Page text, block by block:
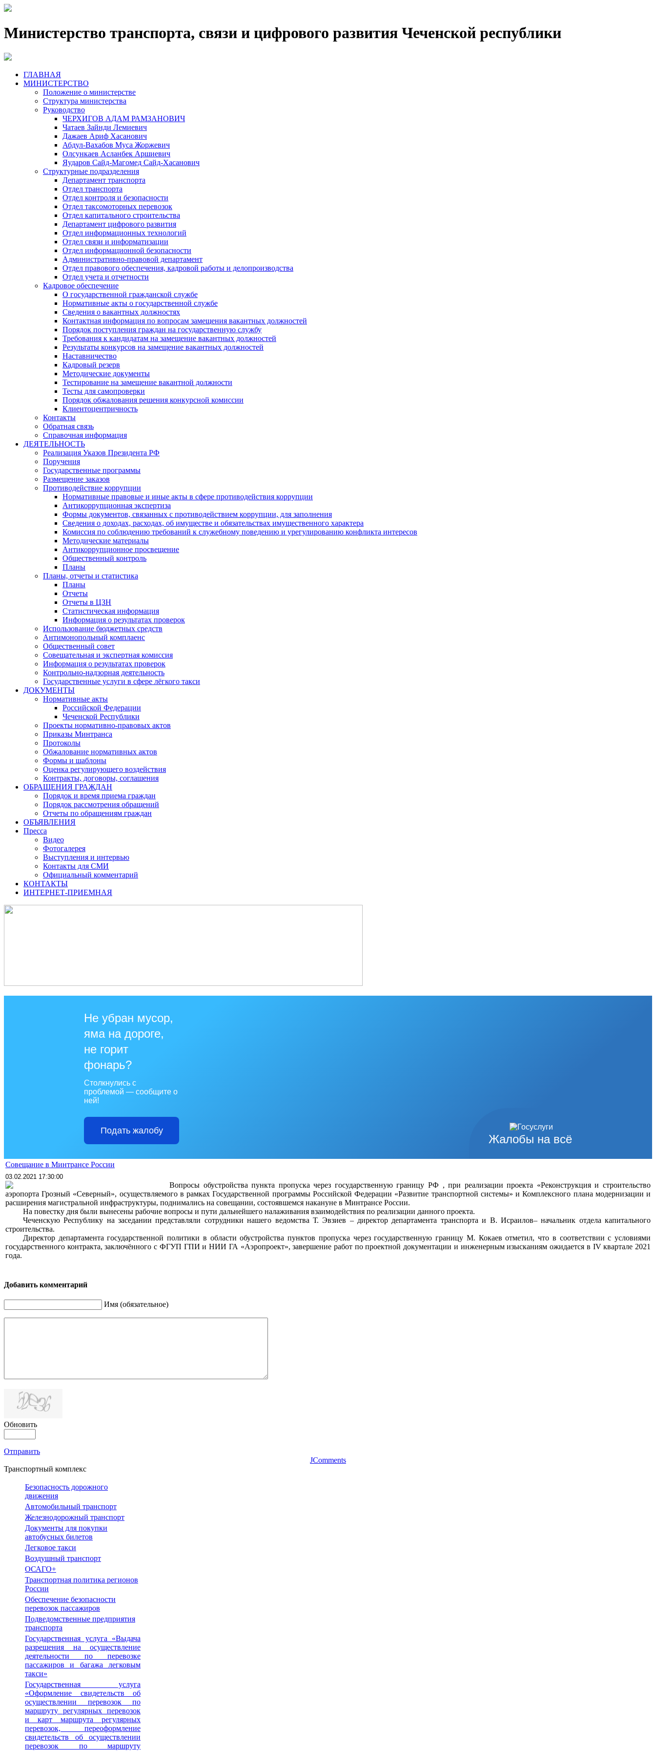
Министерство транспорта, связи и цифрового развития Чеченской республики
ГЛАВНАЯ
МИНИСТЕРСТВО
Положение о министерстве
Структура министерства
Руководство
ЧЕРХИГОВ АДАМ РАМЗАНОВИЧ
Чатаев Зайнди Лемиевич
Дажаев Ариф Хасанович
Абдул-Вахабов Муса Жоржевич
Олсункаев Асланбек Аршиевич
Яударов Сайд-Магомед Сайд-Хасанович
Структурные подразделения
Департамент транспорта
Отдел транспорта
Отдел контроля и безопасности
Отдел таксомоторных перевозок
Отдел капитального строительства
Департамент цифрового развития
Отдел информационных технологий
Отдел связи и информатизации
Отдел информационной безопасности
Административно-правовой департамент
Отдел правового обеспечения, кадровой работы и делопроизводства
Отдел учета и отчетности
Кадровое обеспечение
О государственной гражданской службе
Нормативные акты о государственной службе
Сведения о вакантных должностях
Контактная информация по вопросам замещения вакантных должностей
Порядок поступления граждан на государственную службу
Требования к кандидатам на замещение вакантных должностей
Результаты конкурсов на замещение вакантных должностей
Наставничество
Кадровый резерв
Методические документы
Тестирование на замещение вакантной должности
Тесты для самопроверки
Порядок обжалования решения конкурсной комиссии
Клиентоцентричность
Контакты
Обратная связь
Справочная информация
ДЕЯТЕЛЬНОСТЬ
Реализация Указов Президента РФ
Поручения
Государственные программы
Размещение заказов
Противодействие коррупции
Нормативные правовые и иные акты в сфере противодействия коррупции
Антикоррупционная экспертиза
Формы документов, связанных с противодействием коррупции, для заполнения
Сведения о доходах, расходах, об имуществе и обязательствах имущественного характера
Комиссия по соблюдению требований к служебному поведению и урегулированию конфликта интересов
Методические материалы
Антикоррупционное просвещение
Общественный контроль
Планы
Планы, отчеты и статистика
Планы
Отчеты
Отчеты в ЦЗН
Статистическая информация
Информация о результатах проверок
Использование бюджетных средств
Антимонопольный комплаенс
Общественный совет
Совещательная и экспертная комиссия
Информация о результатах проверок
Контрольно-надзорная деятельность
Государственные услуги в сфере лёгкого такси
ДОКУМЕНТЫ
Нормативные акты
Российской Федерации
Чеченской Республики
Проекты нормативно-правовых актов
Приказы Минтранса
Протоколы
Обжалование нормативных актов
Формы и шаблоны
Оценка регулирующего воздействия
Контракты, договоры, соглашения
ОБРАЩЕНИЯ ГРАЖДАН
Порядок и время приема граждан
Порядок рассмотрения обращений
Отчеты по обращениям граждан
ОБЪЯВЛЕНИЯ
Пресса
Видео
Фотогалерея
Выступления и интервью
Контакты для СМИ
Официальный комментарий
КОНТАКТЫ
ИНТЕРНЕТ-ПРИЕМНАЯ
Жалобы на всё
Не убран мусор,
яма на дороге,
не горит
фонарь?
Столкнулись с
проблемой — сообщите о
ней!
Подать жалобу
Совещание в Минтрансе России
03.02.2021 17:30:00
Вопросы обустройства пункта пропуска через государственную границу РФ , при реализации проекта «Реконструкция и строительство
аэропорта Грозный «Северный», осуществляемого в рамках Государственной программы Российской Федерации «Развитие транспортной системы» и Комплексного плана модернизации и
расширения магистральной инфраструктуры, поднимались на совещании, состоявшемся накануне в Минтрансе России.
На повестку дня были вынесены рабочие вопросы и пути дальнейшего налаживания взаимодействия по реализации данного проекта.
Чеченскую Республику на заседании представляли сотрудники нашего ведомства Т. Эвзиев – директор департамента транспорта и В. Исраилов– начальник отдела капитального
строительства.
Директор департамента государственной политики в области обустройства пунктов пропуска через государственную границу М. Кокаев отметил, что в соответствии с условиями
государственного контракта, заключённого с ФГУП ГПИ и НИИ ГА «Аэропроект», завершение работ по проектной документации и инженерным изысканиям ожидается в IV квартале 2021
года.
Добавить комментарий
Имя (обязательное)
Обновить
Отправить
JComments
Транспортный комплекс
Безопасность дорожного
движения
Автомобильный транспорт
Железнодорожный транспорт
Документы для покупки
автобусных билетов
Легковое такси
Воздушный транспорт
ОСАГО+
Транспортная политика регионов
России
Обеспечение безопасности
перевозок пассажиров
Подведомственные предприятия
транспорта
Государственная услуга «Выдача
разрешения на осуществление
деятельности по перевозке
пассажиров и багажа легковым
такси»
Государственная услуга
«Оформление свидетельств об
осуществлении перевозок по
маршруту регулярных перевозок
и карт маршрута регулярных
перевозок, переоформление
свидетельств об осуществлении
перевозок по маршруту